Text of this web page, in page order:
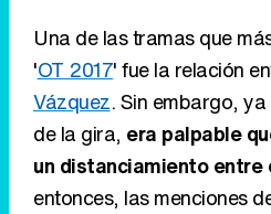
Una de las tramas que
'OT 2017' fue la relación
Vázquez. Sin embargo,
de la gira, era palpable
un distanciamiento entre
entonces, las menciones